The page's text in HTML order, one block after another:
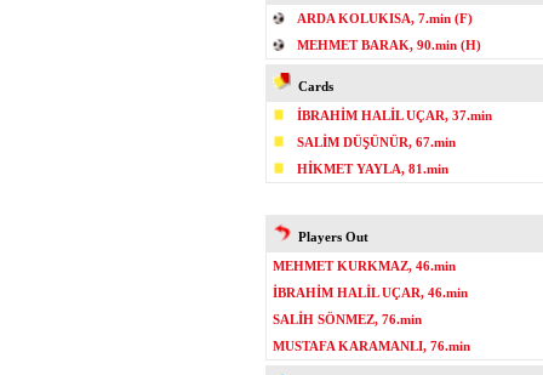
ARDA KOLUKISA, 7.min (F)
MEHMET BARAK, 90.min (H)
Cards
İBRAHİM HALİL UÇAR, 37.min
SALİM DÜŞÜNÜR, 67.min
HİKMET YAYLA, 81.min
Players Out
MEHMET KURKMAZ, 46.min
İBRAHİM HALİL UÇAR, 46.min
SALİH SÖNMEZ, 76.min
MUSTAFA KARAMANLI, 76.min